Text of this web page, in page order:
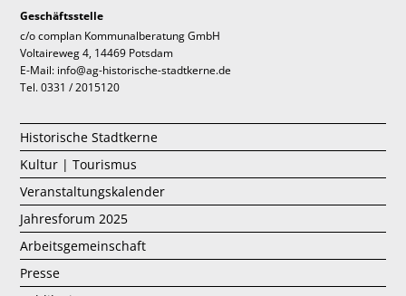
Geschäftsstelle
c/o complan Kommunalberatung GmbH
Voltaireweg 4, 14469 Potsdam
E-Mail: info@ag-historische-stadtkerne.de
Tel. 0331 / 2015120
Historische Stadtkerne
Kultur | Tourismus
Veranstaltungskalender
Jahresforum 2025
Arbeitsgemeinschaft
Presse